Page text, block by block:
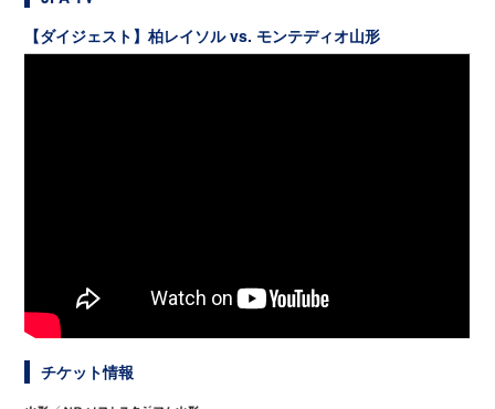
【ダイジェスト】柏レイソル vs. モンテディオ山形
チケット情報